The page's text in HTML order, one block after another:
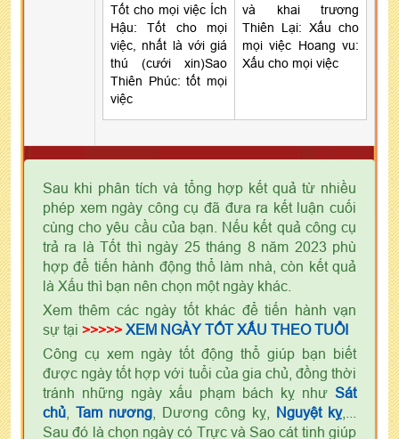
Tốt cho mọi việc Ích
Hậu: Tốt cho mọi
việc, nhất là với giá
thú (cưới xin)Sao
Thiên Phúc: tốt mọi
việc
và khai trương
Thiên Lại: Xấu cho
mọi việc Hoang vu:
Xấu cho mọi việc
Sau khi phân tích và tổng hợp kết quả từ nhiều
phép xem ngày công cụ đã đưa ra kết luận cuối
cùng cho yêu cầu của bạn. Nếu kết quả công cụ
trả ra là Tốt thì ngày 25 tháng 8 năm 2023 phù
hợp để tiến hành động thổ làm nhà, còn kết quả
là Xấu thì bạn nên chọn một ngày khác.
Xem thêm các ngày tốt khác để tiến hành vạn
sự tại >>>>> XEM NGÀY TỐT XẤU THEO TUỔI
Công cụ xem ngày tốt động thổ giúp bạn biết
được ngày tốt hợp với tuổi của gia chủ, đồng thời
tránh những ngày xấu phạm bách kỵ như Sát
chủ
Tam nương , Dương công kỵ, Nguyệt kỵ,...
Sau đó là chọn ngày có Trực và Sao cát tinh giúp